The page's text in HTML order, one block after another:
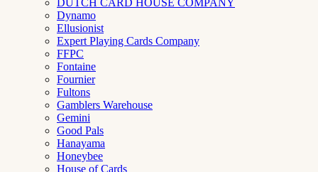
Dynamo
Ellusionist
Expert Playing Cards Company
FFPC
Fontaine
Fournier
Fultons
Gamblers Warehouse
Gemini
Good Pals
Hanayama
Honeybee
House of Cards